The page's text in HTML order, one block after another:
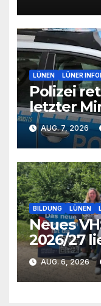
LÜNEN LÜNER
Polizei
letzter
bei Lünen
AUG. 7, 2026
BILDUNG LÜNEN
Neues
2026/27
IGA-
Formate
AUG. 6, 2026